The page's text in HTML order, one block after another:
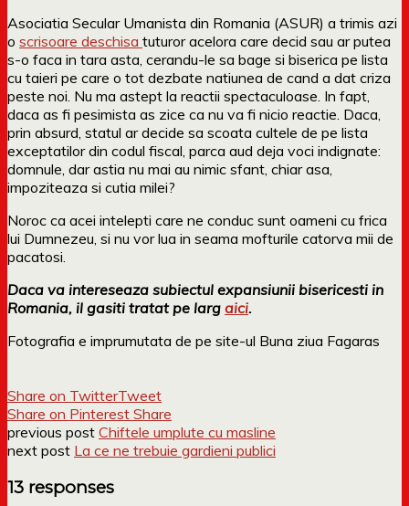
Asociatia Secular Umanista din Romania (ASUR) a trimis azi
o scrisoare deschisa tuturor acelora care decid sau ar putea
s-o faca in tara asta, cerandu-le sa bage si biserica pe lista
cu taieri pe care o tot dezbate natiunea de cand a dat criza
peste noi. Nu ma astept la reactii spectaculoase. In fapt,
daca as fi pesimista as zice ca nu va fi nicio reactie. Daca,
prin absurd, statul ar decide sa scoata cultele de pe lista
exceptatilor din codul fiscal, parca aud deja voci indignate:
domnule, dar astia nu mai au nimic sfant, chiar asa,
impoziteaza si cutia milei?
Noroc ca acei intelepti care ne conduc sunt oameni cu frica
lui Dumnezeu, si nu vor lua in seama mofturile catorva mii de
pacatosi.
Daca va intereseaza subiectul expansiunii bisericesti in
Romania, il gasiti tratat pe larg aici.
Fotografia e imprumutata de pe site-ul Buna ziua Fagaras
Share on TwitterTweet
Share on Pinterest Share
previous post Chiftele umplute cu masline
next post La ce ne trebuie gardieni publici
13 responses